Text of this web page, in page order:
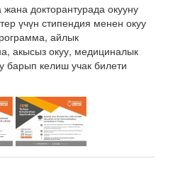
докторантурада окууну
үчүн стипендия менен окуу
айлык
акысыз окуу, медициналык
барып келиш учак билети